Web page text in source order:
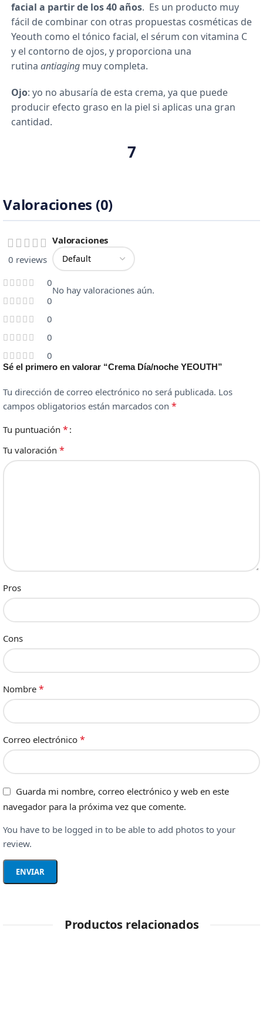
7
facial a partir de los 40 años. Es un producto muy
fácil de combinar con otras propuestas cosméticas de
Yeouth como el tónico facial, el sérum con vitamina C
y el contorno de ojos, y proporciona una
rutina antiaging muy completa.
Ojo: yo no abusaría de esta crema, ya que puede
producir efecto graso en la piel si aplicas una gran
cantidad.
Valoraciones (0)
0 reviews
0
0
0
0
0
Valoraciones
No hay valoraciones aún.
Sé el primero en valorar “Crema Día/noche YEOUTH”
Tu dirección de correo electrónico no será publicada. Los
campos obligatorios están marcados con *
Tu puntuación *
Tu valoración *
Pros
Cons
Nombre *
Correo electrónico *
Guarda mi nombre, correo electrónico y web en este
navegador para la próxima vez que comente.
You have to be logged in to be able to add photos to your
review.
Productos relacionados